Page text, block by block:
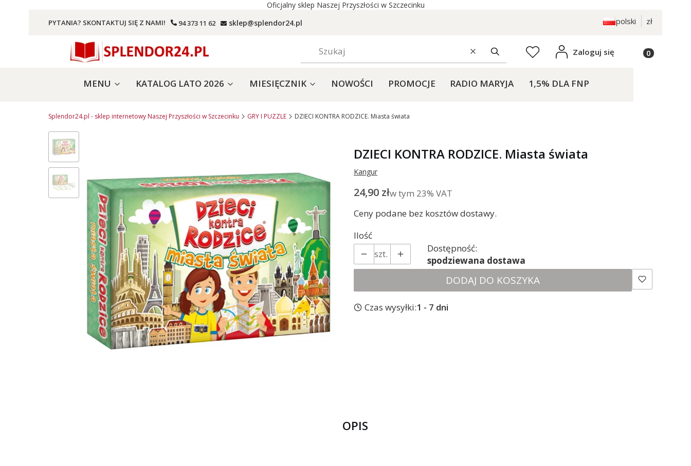
Oficjalny sklep Naszej Przyszłości w Szczecinku
PYTANIA? SKONTAKTUJ SIĘ Z NAMI! 94 373 11 62 sklep@splendor24.pl polski zł
WyczyśćSzukaj Ulubione Zaloguj się Produkty w
MENU KATALOG LATO 2026 MIESIĘCZNIK NOWOŚCI PROMOCJE RADIO MARYJA 1,5% DLA FNP
Splendor24.pl - sklep internetowy Naszej Przyszłości w Szczecinku GRY I PUZZLE DZIECI KONTRA RODZICE. Miasta świata
DZIECI KONTRA RODZICE. Miasta świata
Kangur
Cena
24,90 złw tym 23% VAT
w tym 23% VAT
Ceny podane bez kosztów dostawy.
Ilość
szt.
Dostępność:
spodziewana dostawa
DODAJ DO KOSZYKA
Czas wysyłki:1 - 7 dni
OPIS